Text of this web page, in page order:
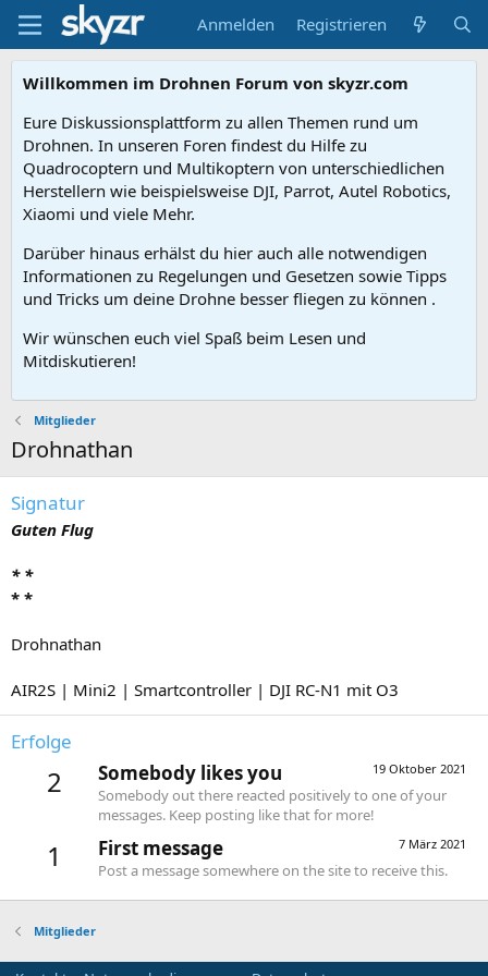
Anmelden Registrieren
Willkommen im Drohnen Forum von skyzr.com
Eure Diskussionsplattform zu allen Themen rund um
Drohnen. In unseren Foren findest du Hilfe zu
Quadrocoptern und Multikoptern von unterschiedlichen
Herstellern wie beispielsweise DJI, Parrot, Autel Robotics,
Xiaomi und viele Mehr.
Darüber hinaus erhälst du hier auch alle notwendigen
Informationen zu Regelungen und Gesetzen sowie Tipps
und Tricks um deine Drohne besser fliegen zu können .
Wir wünschen euch viel Spaß beim Lesen und
Mitdiskutieren!
Mitglieder
Drohnathan
Signatur
Guten Flug
* *
* *
Drohnathan
AIR2S | Mini2 | Smartcontroller | DJI RC-N1 mit O3
Erfolge
2 19 Oktober 2021
Somebody likes you
Somebody out there reacted positively to one of your
messages. Keep posting like that for more!
1 7 März 2021
First message
Post a message somewhere on the site to receive this.
Mitglieder